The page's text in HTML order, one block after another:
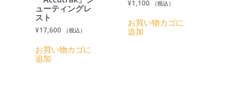
ューティングレ
スト
¥17,600 （税込）
お買い物カゴに
追加
¥1,100 （税込）
お買い物カゴに
追加